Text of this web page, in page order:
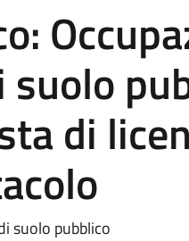
di
suolo pubblico